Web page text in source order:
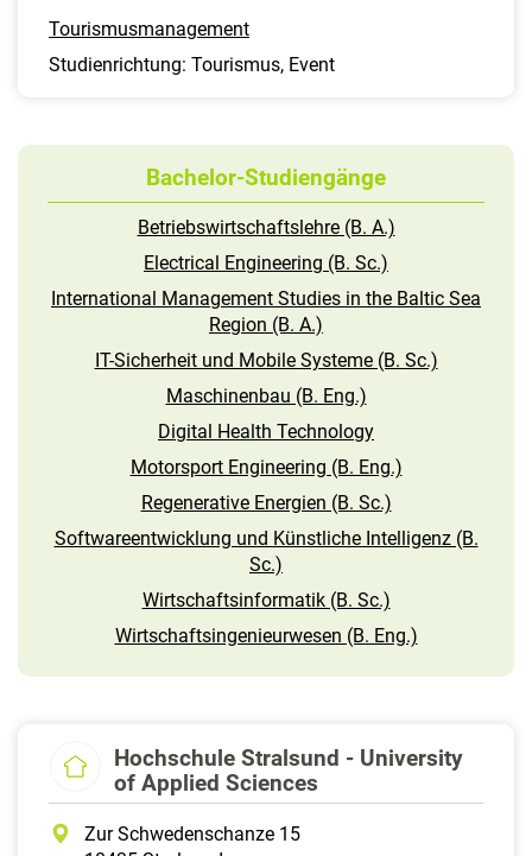
Tourismusmanagement
Studienrichtung: Tourismus, Event
Bachelor-Studiengänge
Betriebswirtschaftslehre (B. A.)
Electrical Engineering (B. Sc.)
International Management Studies in the Baltic Sea
Region (B. A.)
IT-Sicherheit und Mobile Systeme (B. Sc.)
Maschinenbau (B. Eng.)
Digital Health Technology
Motorsport Engineering (B. Eng.)
Regenerative Energien (B. Sc.)
Softwareentwicklung und Künstliche Intelligenz (B.
Sc.)
Wirtschaftsinformatik (B. Sc.)
Wirtschaftsingenieurwesen (B. Eng.)
Hochschule Stralsund - University
of Applied Sciences
Zur Schwedenschanze 15